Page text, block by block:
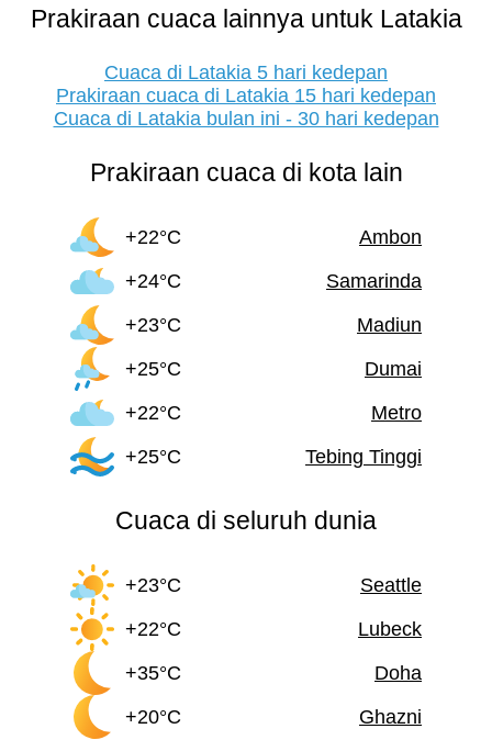
Prakiraan cuaca lainnya untuk Latakia
Cuaca di Latakia 5 hari kedepan
Prakiraan cuaca di Latakia 15 hari kedepan
Cuaca di Latakia bulan ini - 30 hari kedepan
Prakiraan cuaca di kota lain
+22°C
Ambon
+24°C
Samarinda
+23°C
Madiun
+25°C
Dumai
+22°C
Metro
+25°C
Tebing Tinggi
Cuaca di seluruh dunia
+23°C
Seattle
+22°C
Lubeck
+35°C
Doha
+20°C
Ghazni